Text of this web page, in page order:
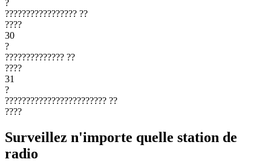
?
????????????????? ??
????
30
?
?????????????? ??
????
31
?
???????????????????????? ??
????
Surveillez n'importe quelle station de
radio